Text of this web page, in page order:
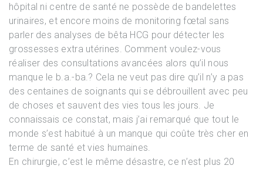
hôpital ni centre de santé ne possède de bandelettes
urinaires, et encore moins de monitoring fœtal sans
parler des analyses de bêta HCG pour détecter les
grossesses extra utérines. Comment voulez-vous
réaliser des consultations avancées alors qu’il nous
manque le b.a.-ba.? Cela ne veut pas dire qu’il n’y a pas
des centaines de soignants qui se débrouillent avec peu
de choses et sauvent des vies tous les jours. Je
connaissais ce constat, mais j’ai remarqué que tout le
monde s’est habitué à un manque qui coûte très cher en
terme de santé et vies humaines.
En chirurgie, c’est le même désastre, ce n’est plus 20